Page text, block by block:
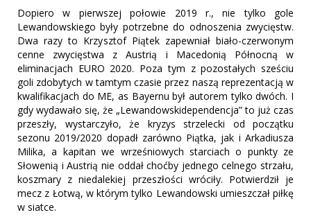
Dopiero w pierwszej połowie 2019 r., nie tylko gole
Lewandowskiego były potrzebne do odnoszenia zwycięstw.
Dwa razy to Krzysztof Piątek zapewniał biało-czerwonym
cenne zwycięstwa z Austrią i Macedonią Północną w
eliminacjach EURO 2020. Poza tym z pozostałych sześciu
goli zdobytych w tamtym czasie przez naszą reprezentacją w
kwalifikacjach do ME, as Bayernu był autorem tylko dwóch. I
gdy wydawało się, że „Lewandowskidependencja” to już czas
przeszły, wystarczyło, że kryzys strzelecki od początku
sezonu 2019/2020 dopadł zarówno Piątka, jak i Arkadiusza
Milika, a kapitan we wrześniowych starciach o punkty ze
Słowenią i Austrią nie oddał choćby jednego celnego strzału,
koszmary z niedalekiej przeszłości wróciły. Potwierdził je
mecz z Łotwą, w którym tylko Lewandowski umieszczał piłkę
w siatce.